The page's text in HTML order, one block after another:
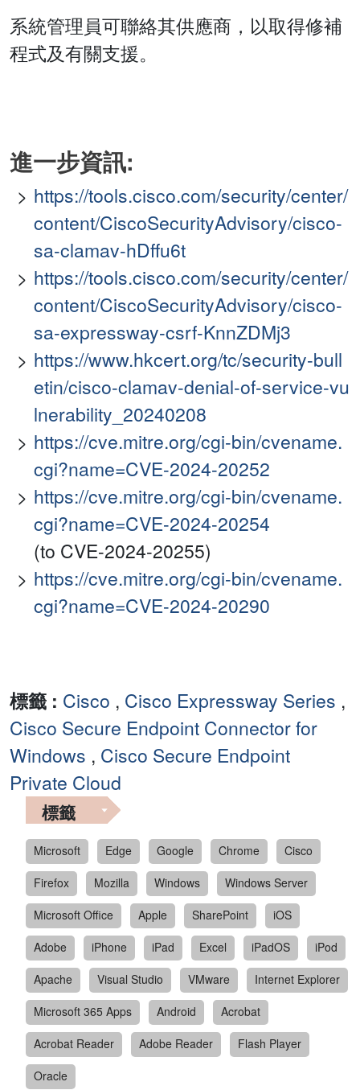
系統管理員可聯絡其供應商，以取得修補
程式及有關支援。
進一步資訊:
https://tools.cisco.com/security/center/
content/CiscoSecurityAdvisory/cisco-
sa-clamav-hDffu6t
https://tools.cisco.com/security/center/
content/CiscoSecurityAdvisory/cisco-
sa-expressway-csrf-KnnZDMj3
https://www.hkcert.org/tc/security-bull
etin/cisco-clamav-denial-of-service-vu
lnerability_20240208
https://cve.mitre.org/cgi-bin/cvename.
cgi?name=CVE-2024-20252
https://cve.mitre.org/cgi-bin/cvename.
cgi?name=CVE-2024-20254
(to CVE-2024-20255)
https://cve.mitre.org/cgi-bin/cvename.
cgi?name=CVE-2024-20290
標籤 : Cisco , Cisco Expressway Series ,
Cisco Secure Endpoint Connector for
Windows , Cisco Secure Endpoint
Private Cloud
標籤
Microsoft Edge Google Chrome
Cisco
Firefox
Mozilla Windows
Windows Server
Microsoft Office
Apple SharePoint
iOS
Adobe
iPhone iPad Excel iPadOS
iPod
Apache
Visual Studio VMware
Internet Explorer
Microsoft 365 Apps
Android
Acrobat
Acrobat Reader
Adobe Reader
Flash Player
Oracle